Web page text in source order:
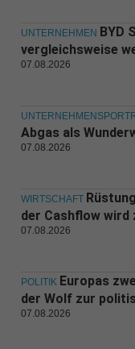
UNTERNEHMEN BYD
vergleichsweise
07.08.2026
Abgas als
07.08.2026
WIRTSCHAFT
der Cashflow wird
07.08.2026
POLITIK Europas
der Wolf zur
07.08.2026